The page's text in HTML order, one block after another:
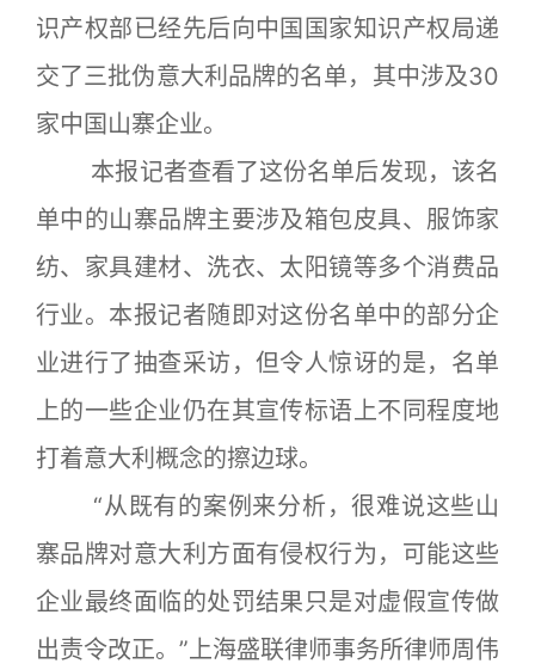
识产权部已经先后向中国国家知识产权局递
交了三批伪意大利品牌的名单，其中涉及30
家中国山寨企业。
本报记者查看了这份名单后发现，该名
单中的山寨品牌主要涉及箱包皮具、服饰家
纺、家具建材、洗衣、太阳镜等多个消费品
行业。本报记者随即对这份名单中的部分企
业进行了抽查采访，但令人惊讶的是，名单
上的一些企业仍在其宣传标语上不同程度地
打着意大利概念的擦边球。
“从既有的案例来分析，很难说这些山
寨品牌对意大利方面有侵权行为，可能这些
企业最终面临的处罚结果只是对虚假宣传做
出责令改正。”上海盛联律师事务所律师周伟